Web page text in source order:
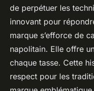
de perpétuer les
innovant pour
marque s’efforce de
napolitain. Elle offre
chaque tasse. Cette
respect pour les